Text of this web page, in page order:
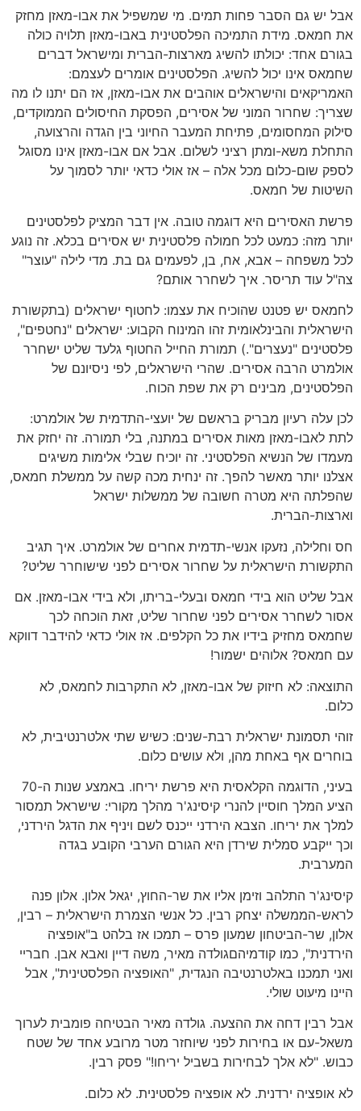
אבל יש גם הסבר פחות תמים. מי שמשפיל את אבו-מאזן מחזק
את חמאס. מידת התמיכה הפלסטינית באבו-מאזן תלויה כולה
בגורם אחד: יכולתו להשיג מארצות-הברית ומישראל דברים
שחמאס אינו יכול להשיג. הפלסטינים אומרים לעצמם:
האמריקאים והישראלים אוהבים את אבו-מאזן, אז הם יתנו לו מה
שצריך: שחרור המוני של אסירים, הפסקת החיסולים הממוקדים,
סילוק המחסומים, פתיחת המעבר החיוני בין הגדה והרצועה,
התחלת משא-ומתן רציני לשלום. אבל אם אבו-מאזן אינו מסוגל
לספק שום-כלום מכל אלה – אז אולי כדאי יותר לסמוך על
השיטות של חמאס.
פרשת האסירים היא דוגמה טובה. אין דבר המציק לפלסטינים
יותר מזה: כמעט לכל חמולה פלסטינית יש אסירים בכלא. זה נוגע
לכל משפחה – אבא, אח, בן, לפעמים גם בת. מדי לילה "עוצר"
צה"ל עוד תריסר. איך לשחרר אותם?
לחמאס יש פטנט שהוכיח את עצמו: לחטוף ישראלים (בתקשורת
הישראלית והבינלאומית זהו המינוח הקבוע: ישראלים "נחטפים",
פלסטינים "נעצרים".) תמורת החייל החטוף גלעד שליט ישחרר
אולמרט הרבה אסירים. שהרי הישראלים, לפי ניסיונם של
הפלסטינים, מבינים רק את שפת הכוח.
לכן עלה רעיון מבריק בראשם של יועצי-התדמית של אולמרט:
לתת לאבו-מאזן מאות אסירים במתנה, בלי תמורה. זה יחזק את
מעמדו של הנשיא הפלסטיני. זה יוכיח שבלי אלימות משיגים
אצלנו יותר מאשר להפך. זה ינחית מכה קשה על ממשלת חמאס,
שהפלתה היא מטרה חשובה של ממשלות ישראל
וארצות-הברית.
חס וחלילה, נזעקו אנשי-תדמית אחרים של אולמרט. איך תגיב
התקשורת הישראלית על שחרור אסירים לפני שישוחרר שליט?
אבל שליט הוא בידי חמאס ובעלי-בריתו, ולא בידי אבו-מאזן. אם
אסור לשחרר אסירים לפני שחרור שליט, זאת הוכחה לכך
שחמאס מחזיק בידיו את כל הקלפים. אז אולי כדאי להידבר דווקא
עם חמאס? אלוהים ישמור!
התוצאה: לא חיזוק של אבו-מאזן, לא התקרבות לחמאס, לא
כלום.
זוהי תסמונת ישראלית רבת-שנים: כשיש שתי אלטרנטיבית, לא
בוחרים אף באחת מהן, ולא עושים כלום.
בעיני, הדוגמה הקלאסית היא פרשת יריחו. באמצע שנות ה-70
הציע המלך חוסיין להנרי קיסינג'ר מהלך מקורי: שישראל תמסור
למלך את יריחו. הצבא הירדני ייכנס לשם ויניף את הדגל הירדני,
וכך ייקבע סמלית שירדן היא הגורם הערבי הקובע בגדה
המערבית.
קיסינג'ר התלהב וזימן אליו את שר-החוץ, יגאל אלון. אלון פנה
לראש-הממשלה יצחק רבין. כל אנשי הצמרת הישראלית – רבין,
אלון, שר-הביטחון שמעון פרס – תמכו אז בלהט ב"אופציה
הירדנית", כמו קודמיהםגולדה מאיר, משה דיין ואבא אבן. חבריי
ואני תמכנו באלטרנטיבה הנגדית, "האופציה הפלסטינית", אבל
היינו מיעוט שולי.
אבל רבין דחה את ההצעה. גולדה מאיר הבטיחה פומבית לערוך
משאל-עם או בחירות לפני שיוחזר מטר מרובע אחד של שטח
כבוש. "לא אלך לבחירות בשביל יריחו!" פסק רבין.
לא אופציה ירדנית. לא אופציה פלסטינית. לא כלום.